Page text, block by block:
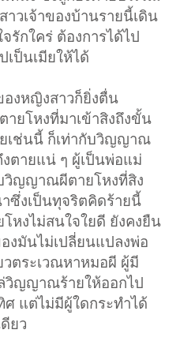
าวเจ้าของบ้านรายนี้เดิน
รักใคร่ ต้องการได้ไป
เป็นเมียให้ได้
งหญิงสาวก็ยิ่งตื่น
ายโหงที่มาเข้าสิงถึงขั้น
ยเช่นนี้ ก็เท่ากับวิญญาณ
งตายแน่ ๆ ผู้เป็นพ่อแม่
วิญญาณผีตายโหงที่สิง
าซึ่งเป็นทุจริตคิดร้ายนี้
หงไม่สนใจใยดี ยังคงยืน
งมันไม่เปลี่ยนแปลงพ่อ
ตระเวณหาหมอผี ผู้มี
วิญญาณร้ายให้ออกไป
ศ แต่ไม่มีผู้ใดกระทำได้
ยว